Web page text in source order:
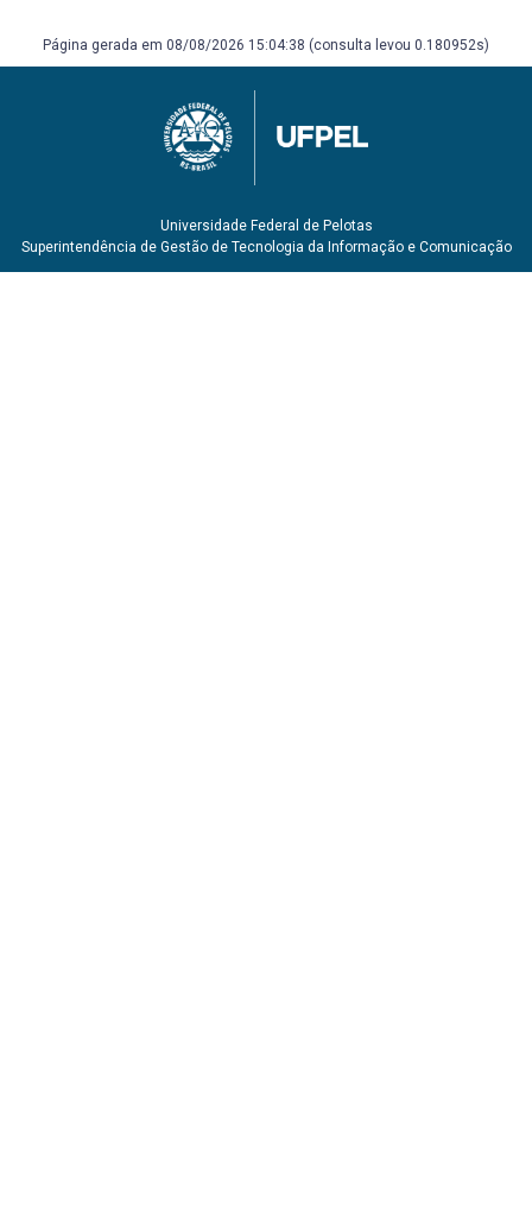
Página gerada em 08/08/2026 15:04:38 (consulta levou 0.180952s)
Universidade Federal de Pelotas
Superintendência de Gestão de Tecnologia da Informação e Comunicação